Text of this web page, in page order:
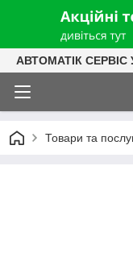
АВТОМАТІК СЕРВІС
Товари та